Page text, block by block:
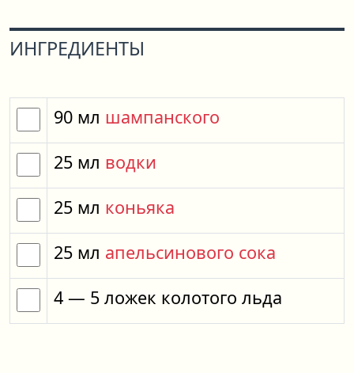
ИНГРЕДИЕНТЫ
90 мл шампанского
25 мл водки
25 мл коньяка
25 мл апельсинового сока
4 — 5 ложек колотого льда